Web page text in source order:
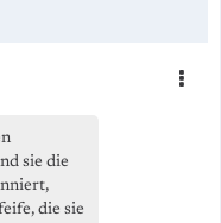
sie die
die sie